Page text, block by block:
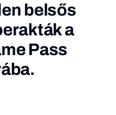
belsős
a
Pass